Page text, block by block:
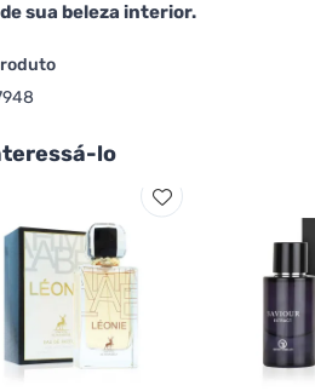
sua beleza interior.
lo